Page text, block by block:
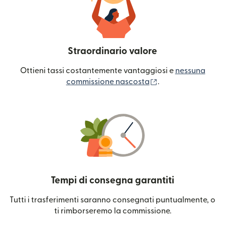
Straordinario valore
Ottieni tassi costantemente vantaggiosi e nessuna
commissione nascosta
.
Tempi di consegna garantiti
Tutti i trasferimenti saranno consegnati puntualmente, o
ti rimborseremo la commissione.